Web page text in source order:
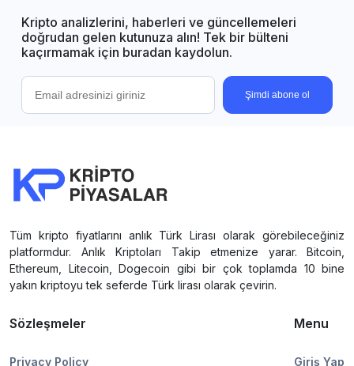
Kripto analizlerini, haberleri ve güncellemeleri
doğrudan gelen kutunuza alın! Tek bir bülteni
kaçırmamak için buradan kaydolun.
Şimdi abone ol
Tüm kripto fiyatlarını anlık Türk Lirası olarak görebileceğiniz
platformdur. Anlık Kriptoları Takip etmenize yarar. Bitcoin,
Ethereum, Litecoin, Dogecoin gibi bir çok toplamda 10 bine
yakın kriptoyu tek seferde Türk lirası olarak çevirin.
Sözleşmeler
Privacy Policy
Menu
Giriş Yap